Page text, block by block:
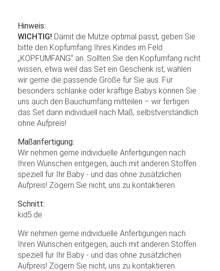
Hinweis:
WICHTIG! Damit die Mütze optimal passt, geben Sie
bitte den Kopfumfang Ihres Kindes im Feld
„KOPFUMFANG“ an. Sollten Sie den Kopfumfang nicht
wissen, etwa weil das Set ein Geschenk ist, wählen
wir gerne die passende Größe für Sie aus. Für
besonders schlanke oder kräftige Babys können Sie
uns auch den Bauchumfang mitteilen – wir fertigen
das Set dann individuell nach Maß, selbstverständlich
ohne Aufpreis!
Maßanfertigung:
Wir nehmen gerne individuelle Anfertigungen nach
Ihren Wünschen entgegen, auch mit anderen Stoffen
speziell für Ihr Baby - und das ohne zusätzlichen
Aufpreis! Zögern Sie nicht, uns zu kontaktieren.
Schnitt:
kid5.de
Wir nehmen gerne individuelle Anfertigungen nach
Ihren Wünschen entgegen, auch mit anderen Stoffen
speziell für Ihr Baby - und das ohne zusätzlichen
Aufpreis! Zögern Sie nicht, uns zu kontaktieren.